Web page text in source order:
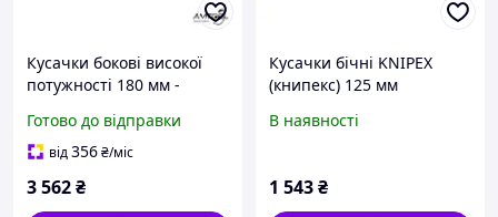
Кусачки бокові високої
потужності 180 мм -
Готово до відправки
від356₴/міс
3 562₴
Кусачки бічні KNIPEX
(книпекс) 125 мм
В наявності
1 543₴